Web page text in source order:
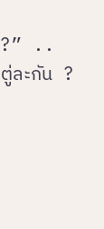
?” ..
ตู่ละกัน ?